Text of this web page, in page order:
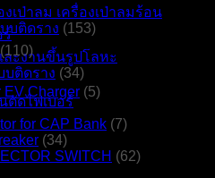
งเป่าลม เครื่องเป่าลมร้อน
ร์
ละงานขึ้นรูปโลหะ
ตัดไฟเบอร์
บติดราง (153)
(110)
บติดราง (34)
EV Charger (5)
for CAP Bank (7)
(34)
SWITCH (62)